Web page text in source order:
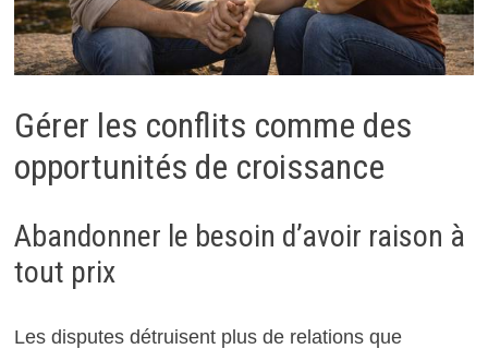
Gérer les conflits comme des
opportunités de croissance
Abandonner le besoin d’avoir raison à
tout prix
Les disputes détruisent plus de relations que